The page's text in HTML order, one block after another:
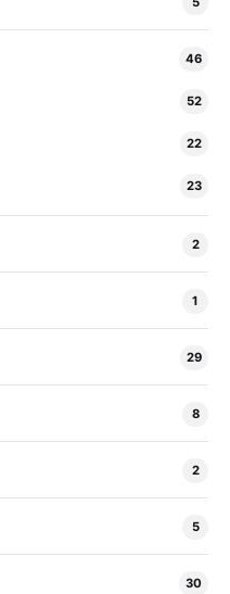
46
52
22
23
2
1
29
8
2
5
30